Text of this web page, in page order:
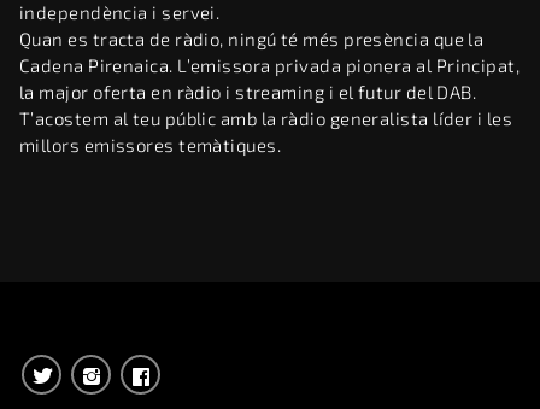
independència i servei.
Quan es tracta de ràdio, ningú té més presència que la
Cadena Pirenaica. L’emissora privada pionera al Principat,
la major oferta en ràdio i streaming i el futur del DAB.
T’acostem al teu públic amb la ràdio generalista líder i les
millors emissores temàtiques.